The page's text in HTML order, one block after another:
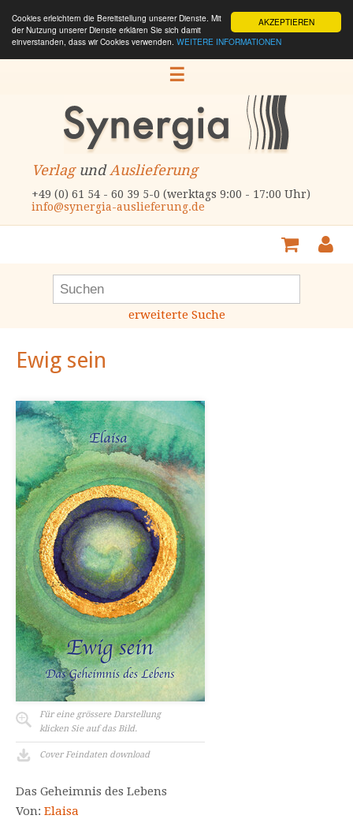
AKZEPTIEREN
Cookies erleichtern die Bereitstellung unserer Dienste. Mit
der Nutzung unserer Dienste erklären Sie sich damit
einverstanden, dass wir Cookies verwenden. WEITERE INFORMATIONEN
☰
VerlagundAuslieferung
+49 (0) 61 54 - 60 39 5-0 (werktags 9:00 - 17:00 Uhr)
info@synergia-auslieferung.de
erweiterte Suche
Ewig sein
Für eine grössere Darstellung
klicken Sie auf das Bild.
Cover Feindaten download
Das Geheimnis des Lebens
Von: Elaisa